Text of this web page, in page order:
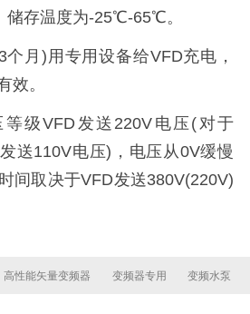
储存温度为-25℃-65℃。
月)用专用设备给VFD充电，
效。
等级VFD发送220V电压(对于
送110V电压)，电压从0V缓慢
间取决于VFD发送380V(220V)
高性能矢量变频器 变频器专用 变频水泵